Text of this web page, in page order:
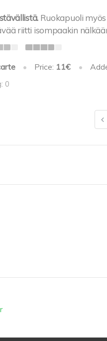
Ruokapuoli
riitti isompaakin
• Price: 11€ •
0